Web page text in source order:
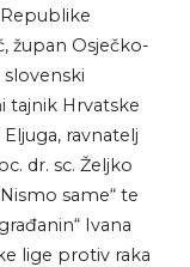
župan Osječko-
slovenski
tajnik Hrvatske
ravnatelj
dr. sc. Željko
same“ te
Ivana
lige protiv raka